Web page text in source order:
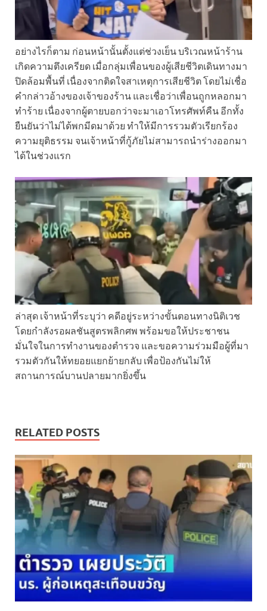
อย่างไรก็ตาม ก่อนหน้านั้นตั้งแต่ช่วงเย็น บริเวณหน้าร้าน
เกิดความตึงเครียด เมื่อกลุ่มเพื่อนของผู้เสียชีวิตเดินทางมา
ปิดล้อมพื้นที่ เนื่องจากติดใจสาเหตุการเสียชีวิต โดยไม่เชื่อ
คำกล่าวอ้างของเจ้าของร้าน และเชื่อว่าเพื่อนถูกหลอกมา
ทำร้าย เนื่องจากผู้ตายบอกว่าจะมาเอาโทรศัพท์คืน อีกทั้ง
ยืนยันว่าไม่ได้พกมีดมาด้วย ทำให้มีการรวมตัวเรียกร้อง
ความยุติธรรม จนเจ้าหน้าที่กู้ภัยไม่สามารถนำร่างออกมา
ได้ในช่วงแรก
ล่าสุด เจ้าหน้าที่ระบุว่า คดีอยู่ระหว่างขั้นตอนทางนิติเวช
โดยกำลังรอผลชันสูตรพลิกศพ พร้อมขอให้ประชาชน
มั่นใจในการทำงานของตำรวจ และขอความร่วมมือผู้ที่มา
รวมตัวกันให้ทยอยแยกย้ายกลับ เพื่อป้องกันไม่ให้
สถานการณ์บานปลายมากยิ่งขึ้น
RELATED POSTS